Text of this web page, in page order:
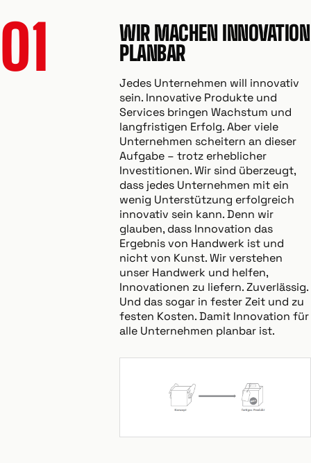
01
WIR MACHEN INNOVATION
PLANBAR
Jedes Unternehmen will innovativ
sein. Innovative Produkte und
Services bringen Wachstum und
langfristigen Erfolg. Aber viele
Unternehmen scheitern an dieser
Aufgabe – trotz erheblicher
Investitionen. Wir sind überzeugt,
dass jedes Unternehmen mit ein
wenig Unterstützung erfolgreich
innovativ sein kann. Denn wir
glauben, dass Innovation das
Ergebnis von Handwerk ist und
nicht von Kunst. Wir verstehen
unser Handwerk und helfen,
Innovationen zu liefern. Zuverlässig.
Und das sogar in fester Zeit und zu
festen Kosten. Damit Innovation für
alle Unternehmen planbar ist.